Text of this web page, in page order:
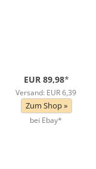
EUR 89,98*
Versand: EUR 6,39
Zum Shop »
bei Ebay*